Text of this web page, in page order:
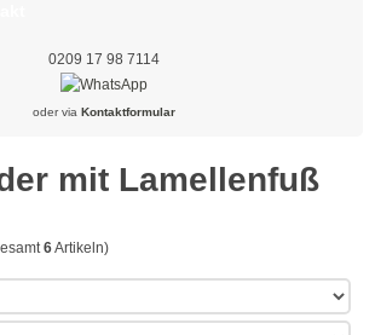
0209 17 98 7114
oder via Kontaktformular
mit Lamellenfuß
6Artikeln)